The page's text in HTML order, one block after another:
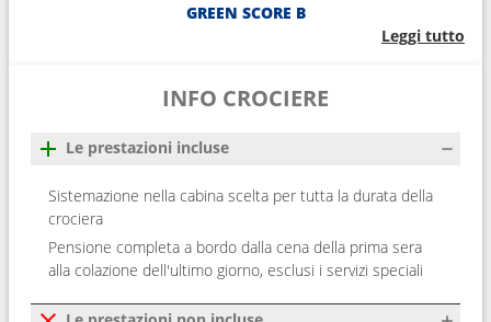
GREEN SCORE B
Leggi tutto
INFO CROCIERE
Le prestazioni incluse
Sistemazione nella cabina scelta per tutta la durata della
crociera
Pensione completa a bordo dalla cena della prima sera
alla colazione dell'ultimo giorno, esclusi i servizi speciali